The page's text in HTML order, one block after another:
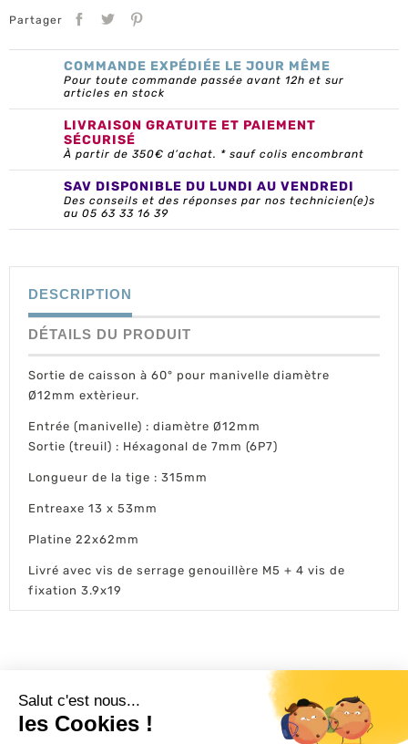
Partager
COMMANDE EXPÉDIÉE LE JOUR MÊME
Pour toute commande passée avant 12h et sur
articles en stock
LIVRAISON GRATUITE ET PAIEMENT
SÉCURISÉ
À partir de 350€ d’achat. * sauf colis encombrant
SAV DISPONIBLE DU LUNDI AU VENDREDI
Des conseils et des réponses par nos technicien(e)s
au 05 63 33 16 39
DESCRIPTION
DÉTAILS DU PRODUIT
Sortie de caisson à 60° pour manivelle diamètre
Ø12mm extèrieur.
Entrée (manivelle) : diamètre Ø12mm
Sortie (treuil) : Héxagonal de 7mm (6P7)
Longueur de la tige : 315mm
Entreaxe 13 x 53mm
Platine 22x62mm
Livré avec vis de serrage genouillère M5 + 4 vis de
fixation 3.9x19